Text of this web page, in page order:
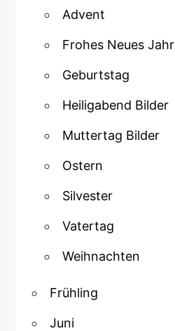
Advent
Frohes Neues Jahr
Geburtstag
Heiligabend Bilder
Muttertag Bilder
Ostern
Silvester
Vatertag
Weihnachten
Frühling
Juni